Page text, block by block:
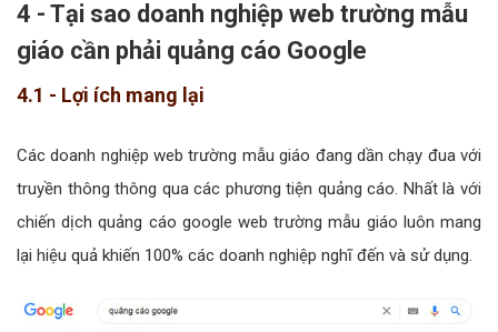
4 - Tại sao doanh nghiệp web trường mẫu
giáo cần phải quảng cáo Google
4.1 - Lợi ích mang lại
Các doanh nghiệp web trường mẫu giáo đang dần chạy đua với
truyền thông thông qua các phương tiện quảng cáo. Nhất là với
chiến dịch quảng cáo google web trường mẫu giáo luôn mang
lại hiệu quả khiến 100% các doanh nghiệp nghĩ đến và sử dụng.